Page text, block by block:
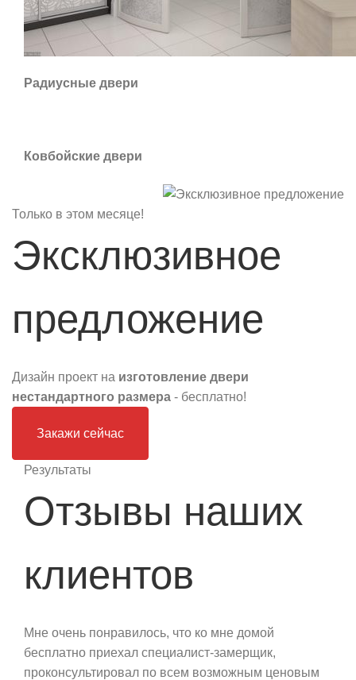
Радиусные двери
Ковбойские двери
Только в этом месяце!
Эксклюзивное
предложение
Дизайн проект на изготовление двери
нестандартного размера - бесплатно!
Закажи сейчас
Результаты
Отзывы наших
клиентов
Мне очень понравилось, что ко мне домой
бесплатно приехал специалист-замерщик,
проконсультировал по всем возможным ценовым